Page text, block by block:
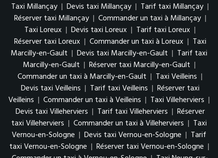
Taxi Millançay | Devis taxi Millançay | Tarif taxi Millançay |
Réserver taxi Millançay | Commander un taxi à Millançay |
Taxi Loreux | Devis taxi Loreux | Tarif taxi Loreux |
Réserver taxi Loreux | Commander un taxi à Loreux | Taxi
Marcilly-en-Gault | Devis taxi Marcilly-en-Gault | Tarif taxi
Marcilly-en-Gault | Réserver taxi Marcilly-en-Gault |
Commander un taxi à Marcilly-en-Gault | Taxi Veilleins |
Devis taxi Veilleins | Tarif taxi Veilleins | Réserver taxi
Veilleins | Commander un taxi à Veilleins | Taxi Villeherviers |
Devis taxi Villeherviers | Tarif taxi Villeherviers | Réserver
taxi Villeherviers | Commander un taxi à Villeherviers | Taxi
Vernou-en-Sologne | Devis taxi Vernou-en-Sologne | Tarif
taxi Vernou-en-Sologne | Réserver taxi Vernou-en-Sologne |